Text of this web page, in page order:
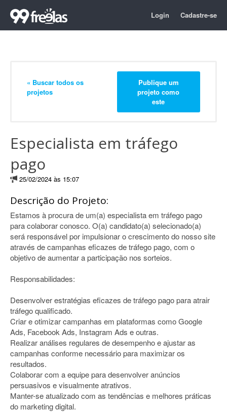
Login Cadastre-se
« Buscar todos os
projetos
Publique um
projeto como
este
Especialista em tráfego
pago
25/02/2024 às 15:07
Descrição do Projeto:
Estamos à procura de um(a) especialista em tráfego pago
para colaborar conosco. O(a) candidato(a) selecionado(a)
será responsável por impulsionar o crescimento do nosso site
através de campanhas eficazes de tráfego pago, com o
objetivo de aumentar a participação nos sorteios.
Responsabilidades:
Desenvolver estratégias eficazes de tráfego pago para atrair
tráfego qualificado.
Criar e otimizar campanhas em plataformas como Google
Ads, Facebook Ads, Instagram Ads e outras.
Realizar análises regulares de desempenho e ajustar as
campanhas conforme necessário para maximizar os
resultados.
Colaborar com a equipe para desenvolver anúncios
persuasivos e visualmente atrativos.
Manter-se atualizado com as tendências e melhores práticas
do marketing digital.